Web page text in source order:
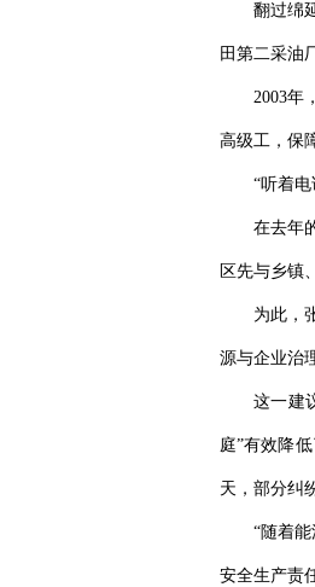
翻过绵
田第二采油
2003年
高级工，保
“听着
在去年
区先与乡镇
为此，
源与企业治
这一建
庭”有效降
天，部分纠
“随着
安全生产责